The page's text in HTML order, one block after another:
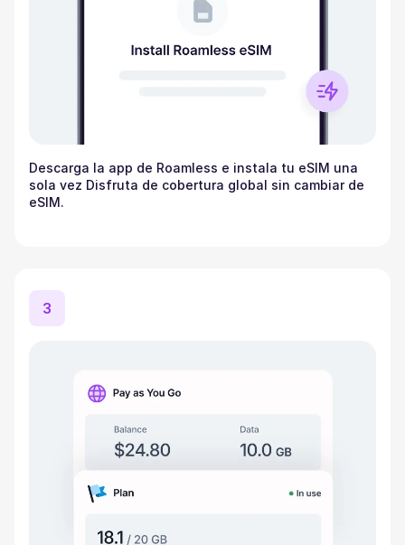
Descarga la app de Roamless e instala tu eSIM una
sola vez Disfruta de cobertura global sin cambiar de
eSIM.
3